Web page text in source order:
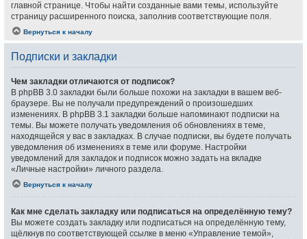
главной странице. Чтобы найти созданные вами темы, используйте
страницу расширенного поиска, заполнив соответствующие поля.
Вернуться к началу
Подписки и закладки
Чем закладки отличаются от подписок?
В phpBB 3.0 закладки были больше похожи на закладки в вашем веб-
браузере. Вы не получали предупреждений о произошедших
изменениях. В phpBB 3.1 закладки больше напоминают подписки на
темы. Вы можете получать уведомления об обновлениях в теме,
находящейся у вас в закладках. В случае подписки, вы будете получать
уведомления об изменениях в теме или форуме. Настройки
уведомлений для закладок и подписок можно задать на вкладке
«Личные настройки» личного раздела.
Вернуться к началу
Как мне сделать закладку или подписаться на определённую тему?
Вы можете создать закладку или подписаться на определённую тему,
щёлкнув по соответствующей ссылке в меню «Управление темой»,